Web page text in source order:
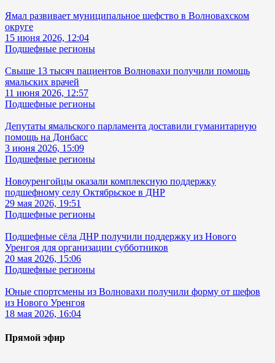
Ямал развивает муниципальное шефство в Волновахском
округе
15 июня 2026, 12:04
Подшефные регионы
Свыше 13 тысяч пациентов Волновахи получили помощь
ямальских врачей
11 июня 2026, 12:57
Подшефные регионы
Депутаты ямальского парламента доставили гуманитарную
помощь на Донбасс
3 июня 2026, 15:09
Подшефные регионы
Новоуренгойцы оказали комплексную поддержку
подшефному селу Октябрьское в ДНР
29 мая 2026, 19:51
Подшефные регионы
Подшефные сёла ДНР получили поддержку из Нового
Уренгоя для организации субботников
20 мая 2026, 15:06
Подшефные регионы
Юные спортсмены из Волновахи получили форму от шефов
из Нового Уренгоя
18 мая 2026, 16:04
Прямой эфир